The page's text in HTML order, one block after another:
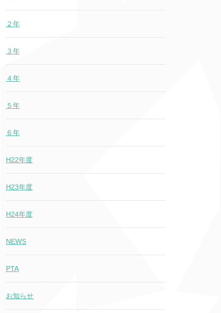
２年
３年
４年
５年
６年
H22年度
H23年度
H24年度
NEWS
PTA
お知らせ